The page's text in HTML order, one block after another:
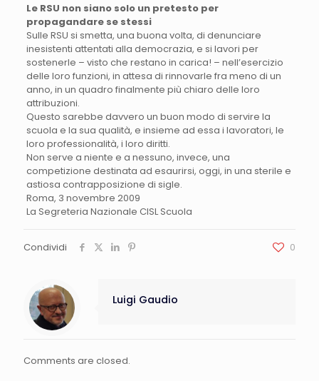
Le RSU non siano solo un pretesto per
propagandare se stessi
Sulle RSU si smetta, una buona volta, di denunciare
inesistenti attentati alla democrazia, e si lavori per
sostenerle – visto che restano in carica! – nell’esercizio
delle loro funzioni, in attesa di rinnovarle fra meno di un
anno, in un quadro finalmente più chiaro delle loro
attribuzioni.
Questo sarebbe davvero un buon modo di servire la
scuola e la sua qualità, e insieme ad essa i lavoratori, le
loro professionalità, i loro diritti.
Non serve a niente e a nessuno, invece, una
competizione destinata ad esaurirsi, oggi, in una sterile e
astiosa contrapposizione di sigle.
Roma, 3 novembre 2009
La Segreteria Nazionale CISL Scuola
Condividi 0
Luigi Gaudio
Comments are closed.